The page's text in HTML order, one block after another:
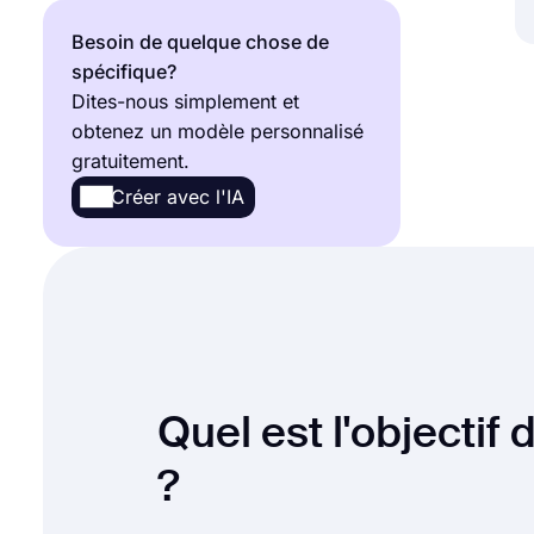
Formulaires de paiement
Formulaires d'inscription
Formulaires de Rapport
Formulaires de demande
Formulaires de réclamation
Besoin de quelque chose de
spécifique?
Dites-nous simplement et
obtenez un modèle personnalisé
gratuitement.
Créer avec l'IA
Quel est l'objectif
?